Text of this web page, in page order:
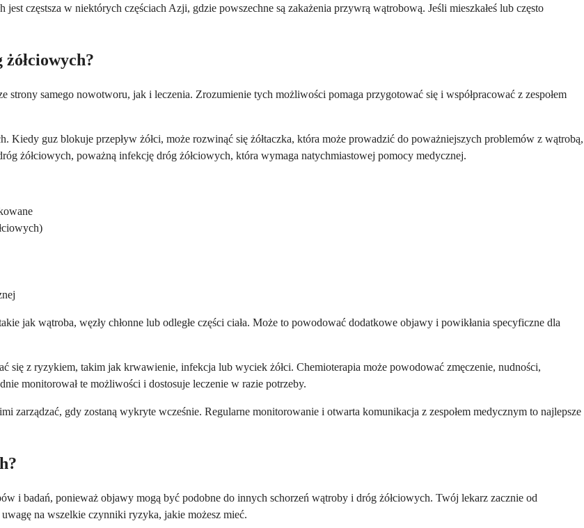
częstsza w niektórych częściach Azji, gdzie powszechne są zakażenia przywrą wątrobową. Jeśli mieszkałeś lub często
samego nowotworu, jak i leczenia. Zrozumienie tych możliwości pomaga przygotować się i współpracować z zespołem
Kiedy guz blokuje przepływ żółci, może rozwinąć się żółtaczka, która może prowadzić do poważniejszych problemów z wątrobą,
żółciowych, poważną infekcję dróg żółciowych, która wymaga natychmiastowej pomocy medycznej.
jak wątroba, węzły chłonne lub odległe części ciała. Może to powodować dodatkowe objawy i powikłania specyficzne dla
się z ryzykiem, takim jak krwawienie, infekcja lub wyciek żółci. Chemioterapia może powodować zmęczenie, nudności,
monitorował te możliwości i dostosuje leczenie w razie potrzeby.
zarządzać, gdy zostaną wykryte wcześnie. Regularne monitorowanie i otwarta komunikacja z zespołem medycznym to najlepsze
i badań, ponieważ objawy mogą być podobne do innych schorzeń wątroby i dróg żółciowych. Twój lekarz zacznie od
na wszelkie czynniki ryzyka, jakie możesz mieć.